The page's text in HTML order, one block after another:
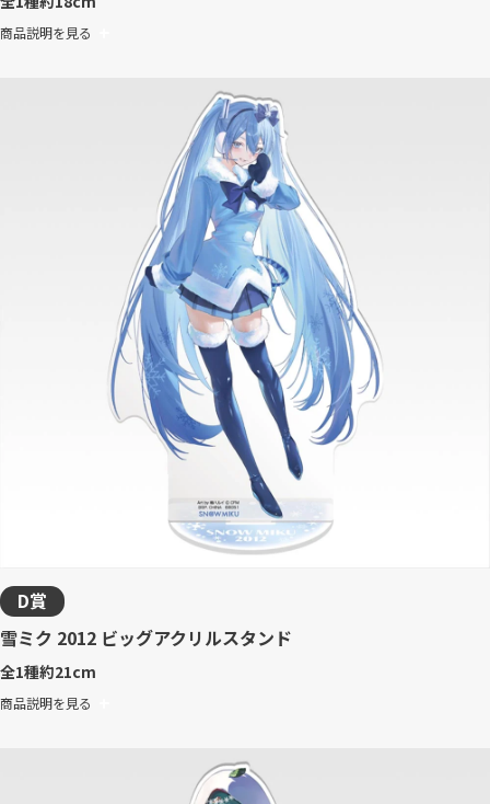
商品説明を見る
D賞
雪ミク 2012 ビッグアクリルスタンド
全1種約21cm
商品説明を見る